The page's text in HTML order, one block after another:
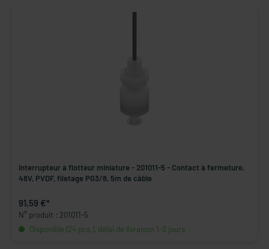
Interrupteur à flotteur miniature - 201011-5 - Contact à fermeture,
48V, PVDF, filetage PG3/8, 5m de câble
91,59 €*
N° produit : 201011-5
Disponible (24 pcs.), délai de livraison 1-3 jours